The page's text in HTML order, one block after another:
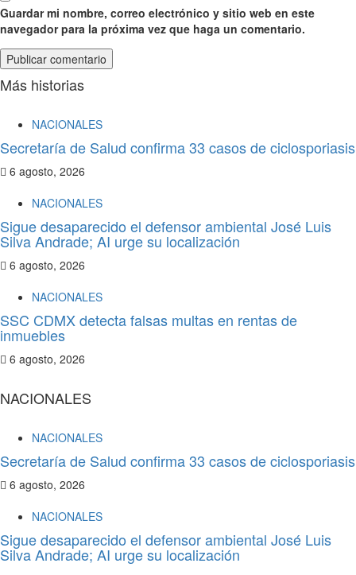
Guardar mi nombre, correo electrónico y sitio web en este
navegador para la próxima vez que haga un comentario.
Más historias
NACIONALES
Secretaría de Salud confirma 33 casos de ciclosporiasis
6 agosto, 2026
NACIONALES
Sigue desaparecido el defensor ambiental José Luis
Silva Andrade; AI urge su localización
6 agosto, 2026
NACIONALES
SSC CDMX detecta falsas multas en rentas de
inmuebles
6 agosto, 2026
NACIONALES
NACIONALES
Secretaría de Salud confirma 33 casos de ciclosporiasis
6 agosto, 2026
NACIONALES
Sigue desaparecido el defensor ambiental José Luis
Silva Andrade; AI urge su localización